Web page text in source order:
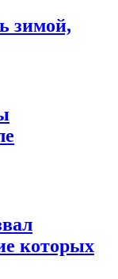
зимой,
которых